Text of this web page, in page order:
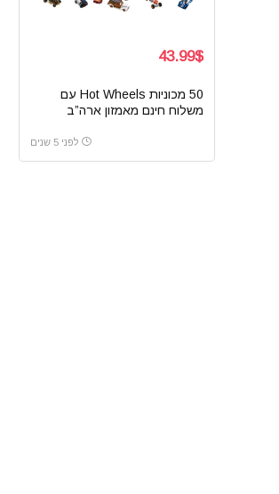
43.99$
50 מכוניות Hot Wheels עם
משלוח חינם מאמזון ארה”ב
לפני 5 שנים